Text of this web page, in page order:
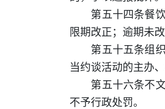
第五十四条餐饮
限期改正；逾期未
第五十五条组织
当约谈活动的主办
第五十六条不文
不予行政处罚。